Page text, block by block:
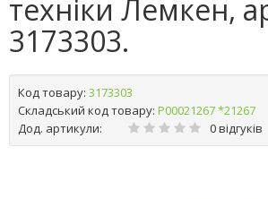
техніки Лемкен,
3173303.
Код товару: 3173303
Складський код товару: Р00021267 *21267
Дод. артикули:
0 відгуків